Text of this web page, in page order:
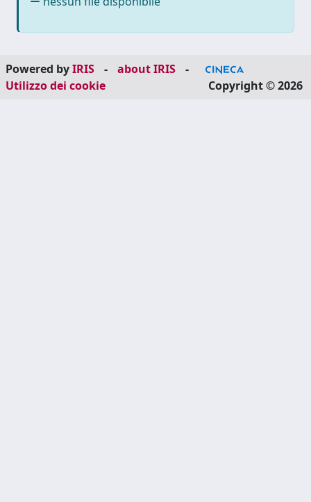
Powered byIRIS - about IRIS
-
Utilizzo dei cookie
Copyright © 2026